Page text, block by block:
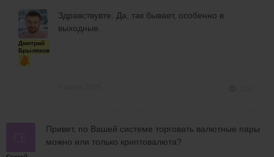
Дмитрий
Брыляков
Здравствувте. Да, так бывает, особенно в
выходные.
Привет, по Вашей системе торговать валютные пары
можно или только криптовалюта?